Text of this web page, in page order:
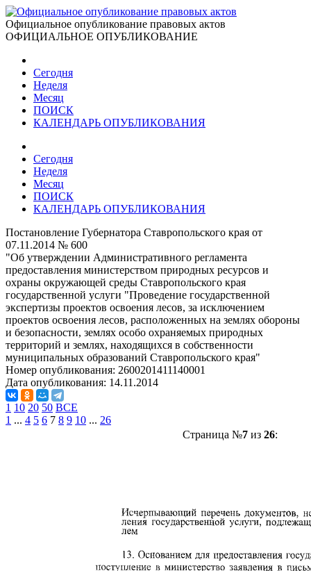
Официальное опубликование правовых актов
ОФИЦИАЛЬНОЕ ОПУБЛИКОВАНИЕ
Сегодня
Неделя
Месяц
ПОИСК
КАЛЕНДАРЬ ОПУБЛИКОВАНИЯ
Сегодня
Неделя
Месяц
ПОИСК
КАЛЕНДАРЬ ОПУБЛИКОВАНИЯ
Постановление Губернатора Ставропольского края от
07.11.2014 № 600
"Об утверждении Административного регламента
предоставления министерством природных ресурсов и
охраны окружающей среды Ставропольского края
государственной услуги "Проведение государственной
экспертизы проектов освоения лесов, за исключением
проектов освоения лесов, расположенных на землях обороны
и безопасности, землях особо охраняемых природных
территорий и землях, находящихся в собственности
муниципальных образований Ставропольского края"
Номер опубликования: 2600201411140001
Дата опубликования: 14.11.2014
1 10 20 50 ВСЕ
1 ... 4 5 6 7 8 9 10 ... 26
Страница №7из 26: